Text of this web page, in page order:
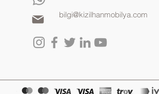
bilgi@kizilhanmobilya.com